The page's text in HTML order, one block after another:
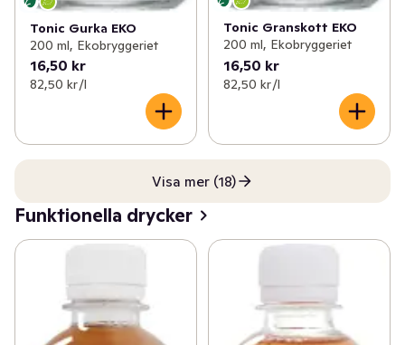
Tonic Gurka EKO
200 ml, Ekobryggeriet
16,50 kr
82,50 kr /l
Tonic Granskott EKO
200 ml, Ekobryggeriet
16,50 kr
82,50 kr /l
Visa mer (18)
Funktionella drycker